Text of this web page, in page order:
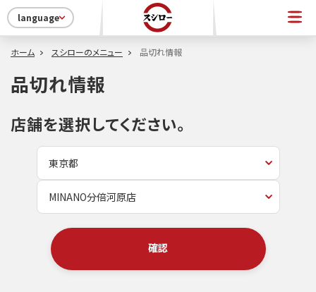
language
ホーム スシローのメニュー 品切れ情報
品切れ情報
店舗を選択してください。
確認